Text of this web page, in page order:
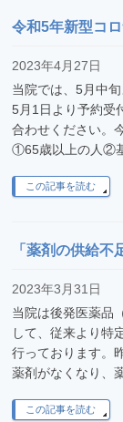
令和5年新型コ
2023年4月27日
当院では、5月中
5月1日より予約受
合わせください。
①65歳以上の人②
この記事を読む
「薬剤の供給不
2023年3月31日
当院は後発医薬品
して、従来より特
行っております。
薬剤がなくなり、
この記事を読む